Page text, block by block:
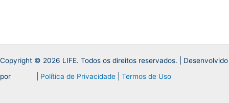
Copyright © 2026 LIFE. Todos os direitos reservados. | Desenvolvido
por
Política de Privacidade Termos de Uso